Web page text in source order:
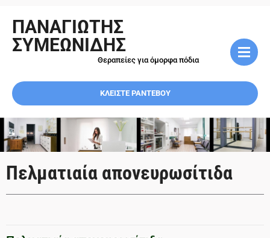
ΠΑΝΑΓΙΩΤΗΣ
ΣΥΜΕΩΝΙΔΗΣ
Θεραπείες για όμορφα πόδια
ΚΛΕΙΣΤΕ ΡΑΝΤΕΒΟΥ
Πελματιαία απονευρωσίτιδα